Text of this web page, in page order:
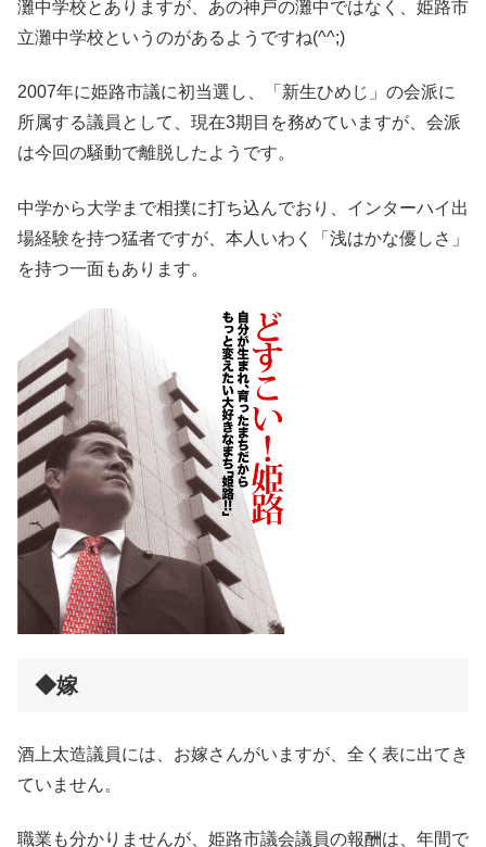
灘中学校とありますが、あの神戸の灘中ではなく、姫路市
立灘中学校というのがあるようですね(^^;)
2007年に姫路市議に初当選し、「新生ひめじ」の会派に
所属する議員として、現在3期目を務めていますが、会派
は今回の騒動で離脱したようです。
中学から大学まで相撲に打ち込んでおり、インターハイ出
場経験を持つ猛者ですが、本人いわく「浅はかな優しさ」
を持つ一面もあります。
◆嫁
酒上太造議員には、お嫁さんがいますが、全く表に出てき
ていません。
職業も分かりませんが、姫路市議会議員の報酬は、年間で